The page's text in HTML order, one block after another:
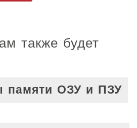
также будет
памяти ОЗУ и ПЗУ